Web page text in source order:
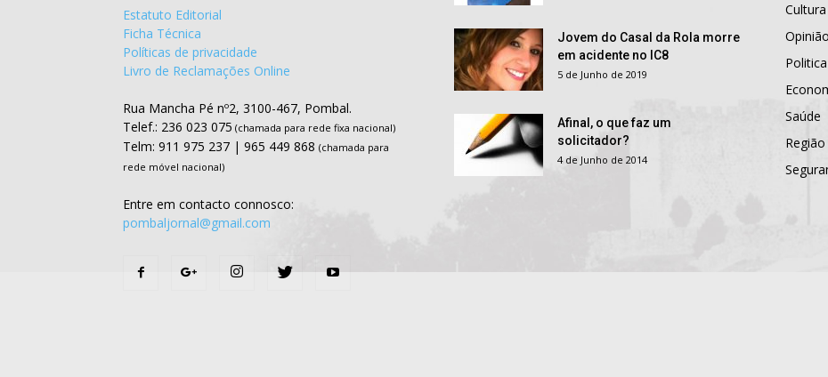
Estatuto Editorial
Ficha Técnica
Políticas de privacidade
Livro de Reclamações Online
Rua Mancha Pé nº2, 3100-467, Pombal.
Telef.: 236 023 075 (chamada para rede fixa nacional)
Telm: 911 975 237 | 965 449 868 (chamada para
rede móvel nacional)
Entre em contacto connosco:
pombaljornal@gmail.com
Jovem do Casal da Rola morre
em acidente no IC8
5 de Junho de 2019
Afinal, o que faz um
solicitador?
4 de Junho de 2014
Cultura
Opinião
Politica
Saúde
Região